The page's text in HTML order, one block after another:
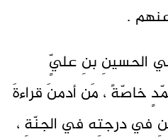
.
الحسينِ بنِ عليٍّ
خاصّةً ، مَن أدمنَ قراءةَ
في درجتِه في الجنّةِ ،